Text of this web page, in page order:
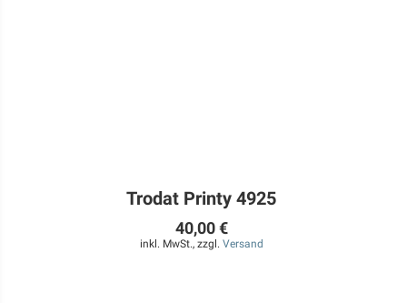
Trodat Printy 4925
40,00 €
inkl. MwSt., zzgl. Versand